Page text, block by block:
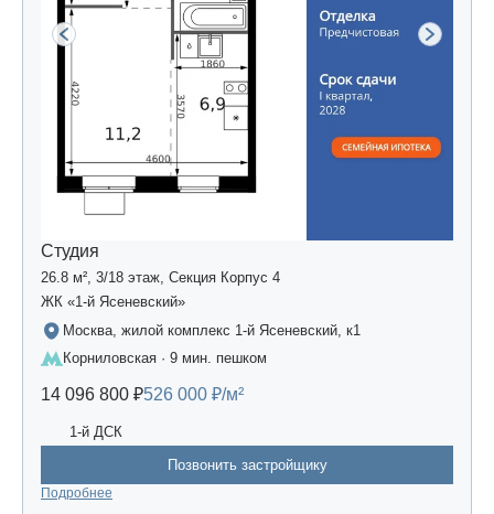
Студия
26.8 м², 3/18 этаж, Секция Корпус 4
ЖК «1-й Ясеневский»
Москва, жилой комплекс 1-й Ясеневский, к1
Корниловская · 9 мин. пешком
14 096 800 ₽526 000 ₽/м²
1-й ДСК
Позвонить застройщику
Подробнее